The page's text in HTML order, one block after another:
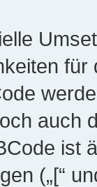
auch
ist
(„[“